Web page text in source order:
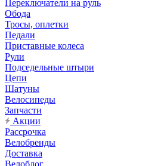
Переключатели на руль
Обода
Тросы, оплетки
Педали
Приставные колеса
Рули
Подседельные штыри
Цепи
Шатуны
Велосипеды
Запчасти
Акции
Рассрочка
Велобренды
Доставка
Велоблог